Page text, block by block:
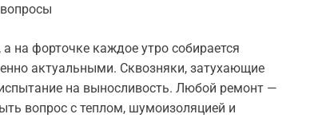
на форточке каждое утро собирается
актуальными. Сквозняки, затухающие
на выносливость. Любой ремонт —
вопрос с теплом, шумоизоляцией и